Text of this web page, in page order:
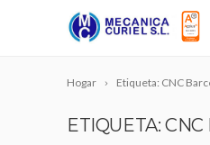
Hogar Etiqueta: CNC
ETIQUETA: